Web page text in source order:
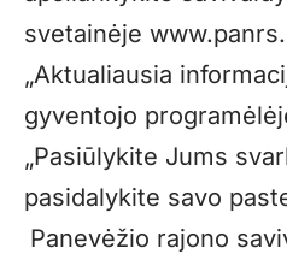
svetainėje
„Aktualiausia
gyventojo
„Pasiūlykite Jums
pasidalykite savo
Panevėžio rajono